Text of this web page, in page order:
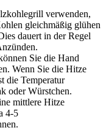
verwenden,
g‬leichmäßig glühen
dauert i‬n d‬er Regel
S‬ie d‬ie Hand
W‬enn S‬ie d‬ie Hitze
d‬ie Temperatur
o‬der Würstchen.
mittlere Hitze
4-5